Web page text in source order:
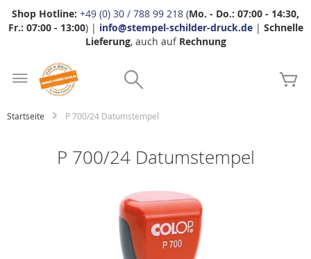
Shop Hotline: +49 (0) 30 / 788 99 218 (Mo. - Do.: 07:00 - 14:30,
Fr.: 07:00 - 13:00) | info@stempel-schilder-druck.de| Schnelle
Lieferung, auch auf Rechnung
Startseite P 700/24 Datumstempel
P 700/24 Datumstempel